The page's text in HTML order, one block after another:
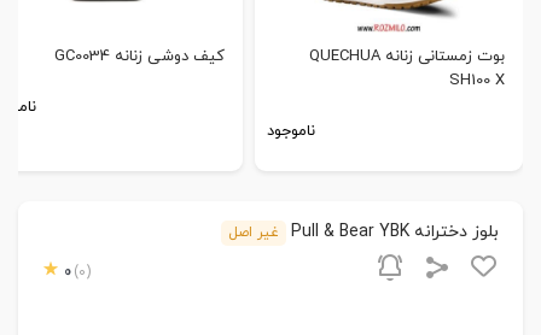
بوت زمستانی زنانه QUECHUA
SH100 X
ناموجود
کیف دوشی زنانه GC0034
بلوز دخترانه Pull & Bear YBK غیر اصل
0 (0)